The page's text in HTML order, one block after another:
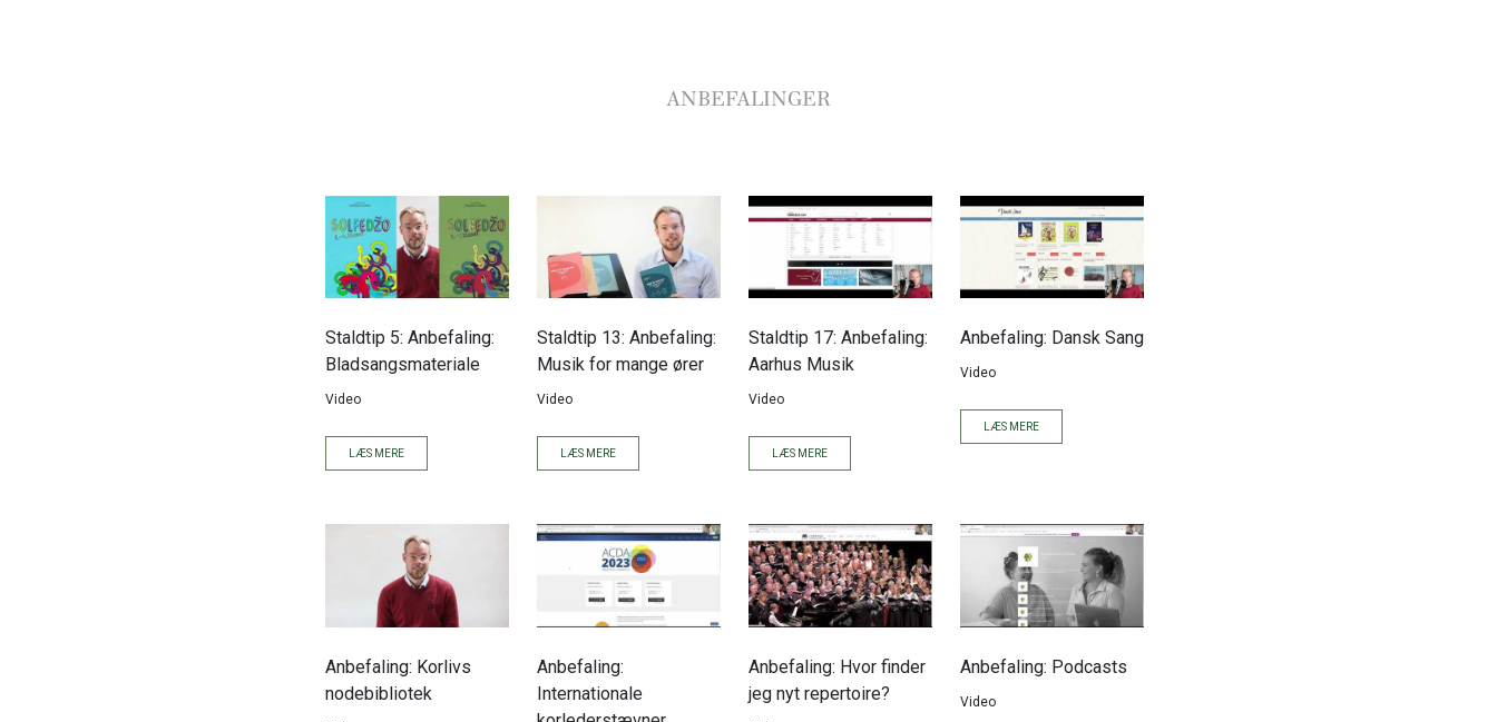
ANBEFALINGER
Staldtip 5: Anbefaling:
Bladsangsmateriale
Video
LÆS MERE
Staldtip 13: Anbefaling:
Musik for mange ører
Video
LÆS MERE
Staldtip 17: Anbefaling:
Aarhus Musik
Video
LÆS MERE
Anbefaling: Dansk Sang
Video
LÆS MERE
Anbefaling: Korlivs
nodebibliotek
Anbefaling:
Internationale
Anbefaling: Hvor finder
jeg nyt repertoire?
Anbefaling: Podcasts
Video